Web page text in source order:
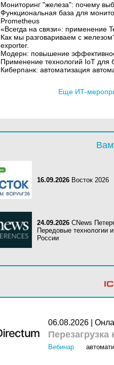
Мониторинг "железа": почему
Функциональная база для
Prometheus
«Всегда на связи»: применение
Как мы разговариваем с
exporter.
Модерн: повышение
Применение технологий IoT для
Киберпанк: автоматизация
Еще ИТ-
Вам
16.09.2026 Восток 2026
24.09.2026 CNews
Передовые технологии
России
06.08.2026 |
Вебинар